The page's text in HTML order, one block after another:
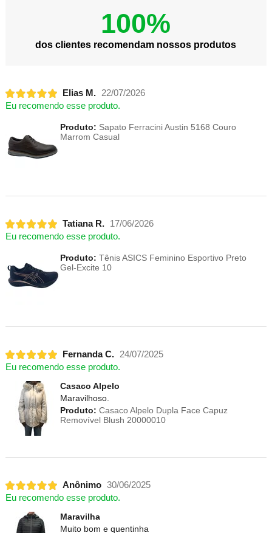
100%
dos clientes recomendam nossos produtos
Elias M.
22/07/2026
Eu recomendo esse produto.
Produto: Sapato Ferracini Austin 5168 Couro
Marrom Casual
Tatiana R.
17/06/2026
Eu recomendo esse produto.
Produto: Tênis ASICS Feminino Esportivo Preto
Gel-Excite 10
Fernanda C.
24/07/2025
Eu recomendo esse produto.
Casaco Alpelo
Maravilhoso.
Produto: Casaco Alpelo Dupla Face Capuz
Removível Blush 20000010
Anônimo 30/06/2025
Eu recomendo esse produto.
Maravilha
Muito bom e quentinha